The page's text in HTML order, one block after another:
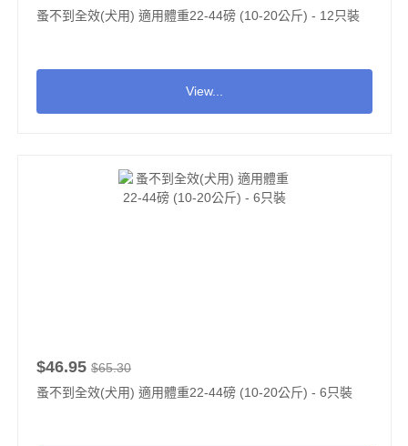
蚤不到全效(犬用) 適用體重22-44磅 (10-20公斤) - 12只裝
View...
$46.95 $65.30
蚤不到全效(犬用) 適用體重22-44磅 (10-20公斤) - 6只裝